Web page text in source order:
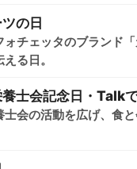
の日
ォチェッタのブランド
る日。
士会記念日・Talk
士会の活動を広げ、食